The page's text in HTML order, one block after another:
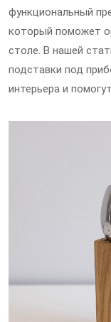
функциональный
который поможет
столе. В нашей
подставки под
интерьера и